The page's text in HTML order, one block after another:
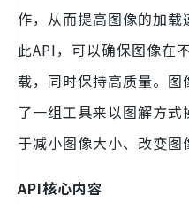
作，从而提高图像的加
此API，可以确保图像在
载，同时保持高质量。
了一组工具来以图解方
于减小图像大小、改变图
API核心内容